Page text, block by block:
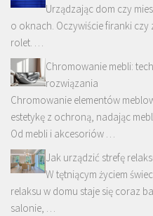
Urządzając dom czy
o oknach. Oczywiście firanki czy
rolet. …
Chromowanie mebli:
rozwiązania
Chromowanie elementów
estetykę z ochroną, nadając
Od mebli i akcesoriów …
Jak urządzić strefę
W tętniącym życiem
relaksu w domu staje się coraz
salonie, …